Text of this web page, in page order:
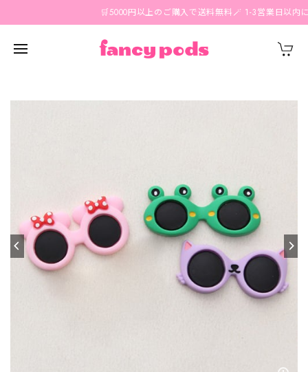
🛒5000円以上のご購入で送料無料🪄 1-3営業日以内に